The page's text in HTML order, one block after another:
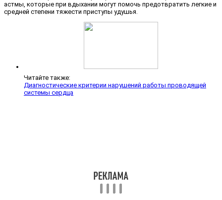
астмы, которые при вдыхании могут помочь предотвратить легкие и
средней степени тяжести приступы удушья.
Читайте также:
Диагностические критерии нарушений работы проводящей
системы сердца